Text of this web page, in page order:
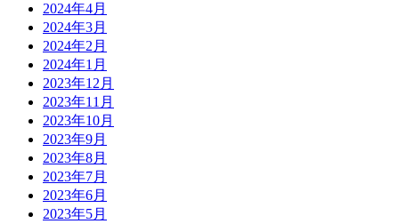
2024年4月
2024年3月
2024年2月
2024年1月
2023年12月
2023年11月
2023年10月
2023年9月
2023年8月
2023年7月
2023年6月
2023年5月